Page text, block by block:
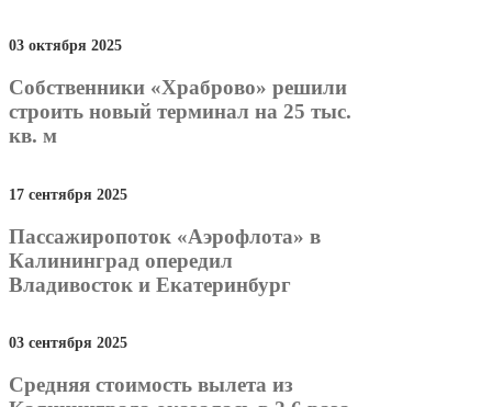
03 октября 2025
Собственники «Храброво» решили
строить новый терминал на 25 тыс.
кв. м
17 сентября 2025
Пассажиропоток «Аэрофлота» в
Калининград опередил
Владивосток и Екатеринбург
03 сентября 2025
Средняя стоимость вылета из